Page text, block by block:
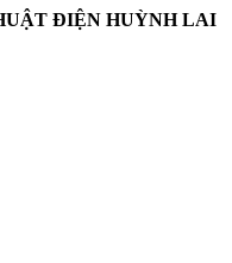
ĐIỆN HUỲNH LAI